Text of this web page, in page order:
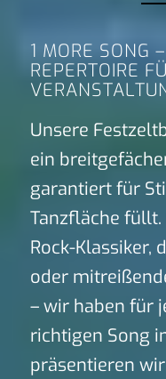
1 MORE SONG
REPERTOIRE
Unsere
ein
garantiert für
Tanzfläche füllt.
Rock-Klassiker,
oder
– wir haben für
richtigen Song
präsentieren